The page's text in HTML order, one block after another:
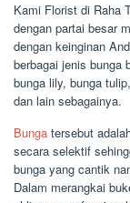
Kami Florist di Raha
dengan partai besar
dengan keinginan
berbagai jenis bunga
bunga lily, bunga
dan lain sebagainya.
Bunga tersebut
secara selektif
bunga yang cantik
Dalam merangkai